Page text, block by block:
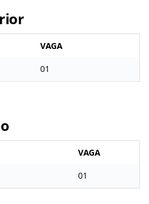
VAGA
01
VAGA
01